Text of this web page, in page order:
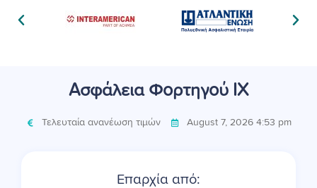
Ασφάλεια Φορτηγού ΙΧ
Τελευταία ανανέωση τιμών August 7, 2026 4:53 pm
Επαρχία από: